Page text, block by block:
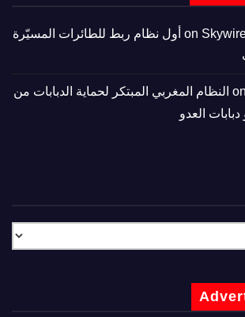
Skywire أول نظام ربط للطائرات المسيّرة
النظام المغربي المبتكر لحماية الدبابات من
العدو